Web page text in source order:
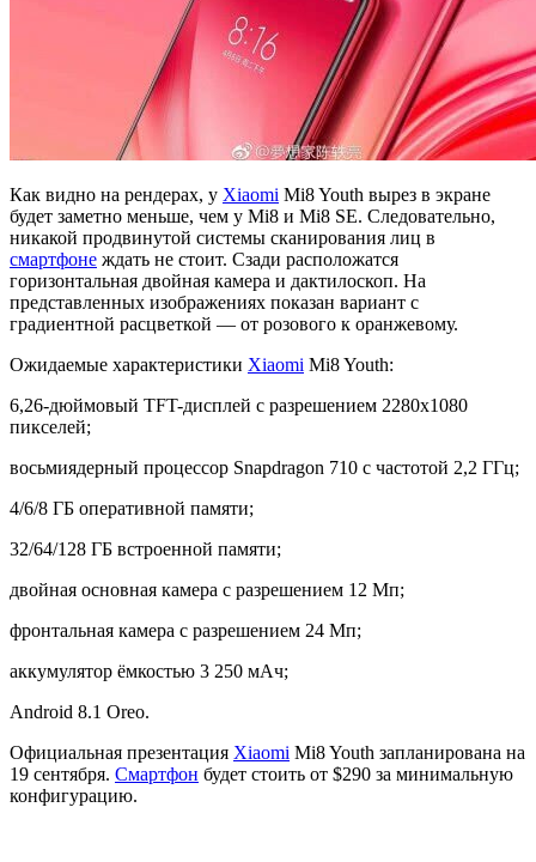
Как видно на рендерах, у Xiaomi Mi8 Youth вырез в экране
будет заметно меньше, чем у Mi8 и Mi8 SE. Следовательно,
никакой продвинутой системы сканирования лиц в
смартфоне ждать не стоит. Сзади расположатся
горизонтальная двойная камера и дактилоскоп. На
представленных изображениях показан вариант с
градиентной расцветкой — от розового к оранжевому.
Ожидаемые характеристики Xiaomi Mi8 Youth:
6,26-дюймовый TFT-дисплей с разрешением 2280х1080
пикселей;
восьмиядерный процессор Snapdragon 710 с частотой 2,2 ГГц;
4/6/8 ГБ оперативной памяти;
32/64/128 ГБ встроенной памяти;
двойная основная камера с разрешением 12 Мп;
фронтальная камера с разрешением 24 Мп;
аккумулятор ёмкостью 3 250 мАч;
Android 8.1 Oreo.
Официальная презентация Xiaomi Mi8 Youth запланирована на
19 сентября. Смартфон будет стоить от $290 за минимальную
конфигурацию.